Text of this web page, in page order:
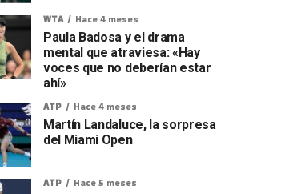
WTA Hace 4 meses
Paula Badosa y el drama
mental que atraviesa: «Hay
voces que no deberían estar
ahí»
ATP Hace 4 meses
Martín Landaluce, la sorpresa
del Miami Open
ATP Hace 5 meses